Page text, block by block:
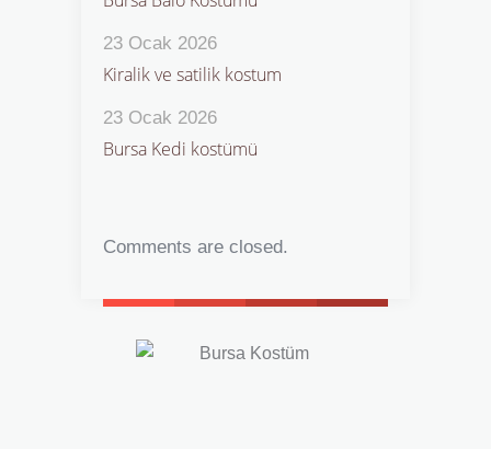
23 Ocak 2026
Kiralik ve satilik kostum
23 Ocak 2026
Bursa Kedi kostümü
Comments are closed.